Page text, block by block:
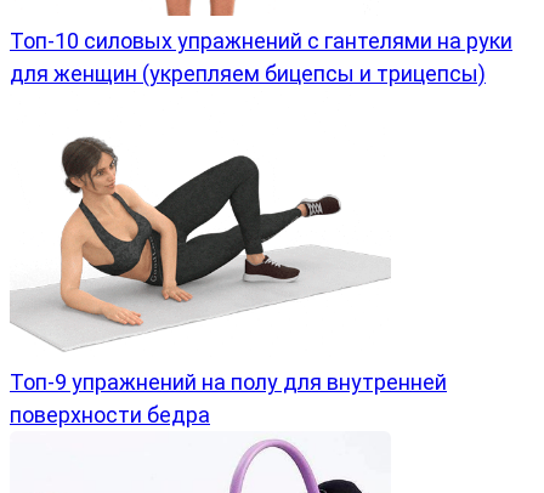
Топ-10 силовых упражнений с гантелями на руки
для женщин (укрепляем бицепсы и трицепсы)
Топ-9 упражнений на полу для внутренней
поверхности бедра